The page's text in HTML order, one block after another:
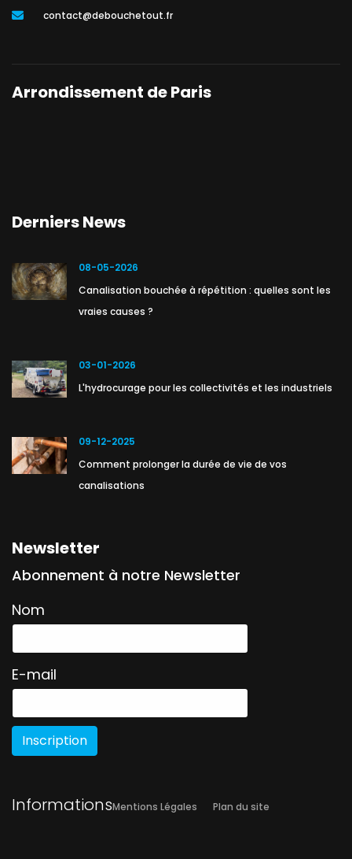
contact@debouchetout.fr
Arrondissement de Paris
Derniers News
08-05-2026
Canalisation bouchée à répétition : quelles sont les
vraies causes ?
03-01-2026
L'hydrocurage pour les collectivités et les industriels
09-12-2025
Comment prolonger la durée de vie de vos
canalisations
Newsletter
Abonnement à notre Newsletter
Nom
E-mail
Inscription
InformationsMentions Légales Plan du site